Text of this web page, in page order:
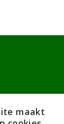
maakt